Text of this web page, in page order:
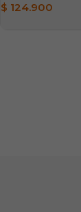
$ 124.900